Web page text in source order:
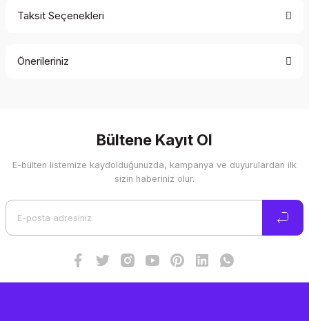
Taksit Seçenekleri
Önerileriniz
Görüş ve önerileriniz için teşekkür ederiz.
Ürün resmi kalitesiz, bozuk veya görüntülenemiyor.
Bültene Kayıt Ol
E-bülten listemize kaydolduğunuzda, kampanya ve duyurulardan ilk
sizin haberiniz olur.